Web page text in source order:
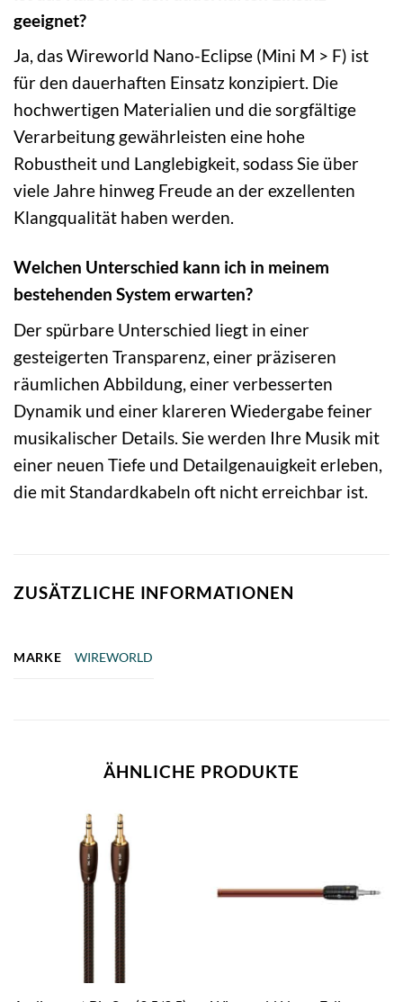
geeignet?
Ja, das Wireworld Nano-Eclipse (Mini M > F) ist
für den dauerhaften Einsatz konzipiert. Die
hochwertigen Materialien und die sorgfältige
Verarbeitung gewährleisten eine hohe
Robustheit und Langlebigkeit, sodass Sie über
viele Jahre hinweg Freude an der exzellenten
Klangqualität haben werden.
Welchen Unterschied kann ich in meinem
bestehenden System erwarten?
Der spürbare Unterschied liegt in einer
gesteigerten Transparenz, einer präziseren
räumlichen Abbildung, einer verbesserten
Dynamik und einer klareren Wiedergabe feiner
musikalischer Details. Sie werden Ihre Musik mit
einer neuen Tiefe und Detailgenauigkeit erleben,
die mit Standardkabeln oft nicht erreichbar ist.
ZUSÄTZLICHE INFORMATIONEN
MARKE WIREWORLD
ÄHNLICHE PRODUKTE